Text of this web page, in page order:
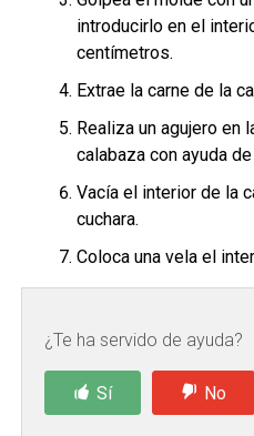
introducirlo en el
centímetros.
Extrae la carne de la
Realiza un agujero en
calabaza con ayuda
Vacía el interior de la
cuchara.
Coloca una vela el
¿Te ha servido de ayuda?
Sí No